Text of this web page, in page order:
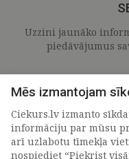
Uzzini jaunāko
piedāvājumus
Mēs izmantojam
Ciekurs.lv izmanto
informāciju par mūsu
arī uzlabotu tīmekļa
nospiediet “Piekrist